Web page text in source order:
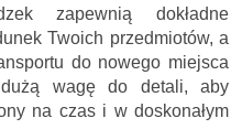
zapewnią dokładne
Twoich przedmiotów, a
do nowego miejsca
dużą wagę do detali, aby
na czas i w doskonałym